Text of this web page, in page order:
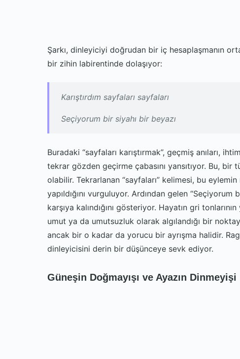
Şarkı, dinleyiciyi doğrudan bir iç hesaplaşmanın
bir zihin labirentinde dolaşıyor:
Karıştırdım sayfaları sayfaları
Seçiyorum bir siyahı bir beyazı
Buradaki “sayfaları karıştırmak”, geçmiş anıları,
tekrar gözden geçirme çabasını yansıtıyor. Bu,
olabilir. Tekrarlanan “sayfaları” kelimesi, bu
yapıldığını vurguluyor. Ardından gelen
karşıya kalındığını gösteriyor. Hayatın gri
umut ya da umutsuzluk olarak algılandığı bir
ancak bir o kadar da yorucu bir ayrışma halidir.
dinleyicisini derin bir düşünceye sevk ediyor.
Güneşin Doğmayışı ve Ayazın Dinmeyişi